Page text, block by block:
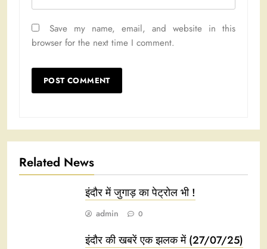
Save my name, email, and website in this
browser for the next time I comment.
Related News
इंदौर में जुगाड़ का पेट्रोल भी !
admin 0
इंदौर की खबरें एक झलक में (27/07/25)